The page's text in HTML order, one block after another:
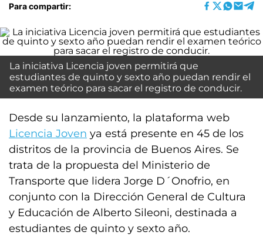
Para compartir:
La iniciativa Licencia joven permitirá que
estudiantes de quinto y sexto año puedan rendir el
examen teórico para sacar el registro de conducir.
Desde su lanzamiento, la plataforma web
Licencia Joven ya está presente en 45 de los
distritos de la provincia de Buenos Aires. Se
trata de la propuesta del Ministerio de
Transporte que lidera Jorge D´Onofrio, en
conjunto con la Dirección General de Cultura
y Educación de Alberto Sileoni, destinada a
estudiantes de quinto y sexto año.